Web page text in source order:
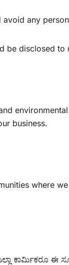
avoid any
be disclosed to
business.
where
ಕಾರ್ಮಿಕರೂ ಈ